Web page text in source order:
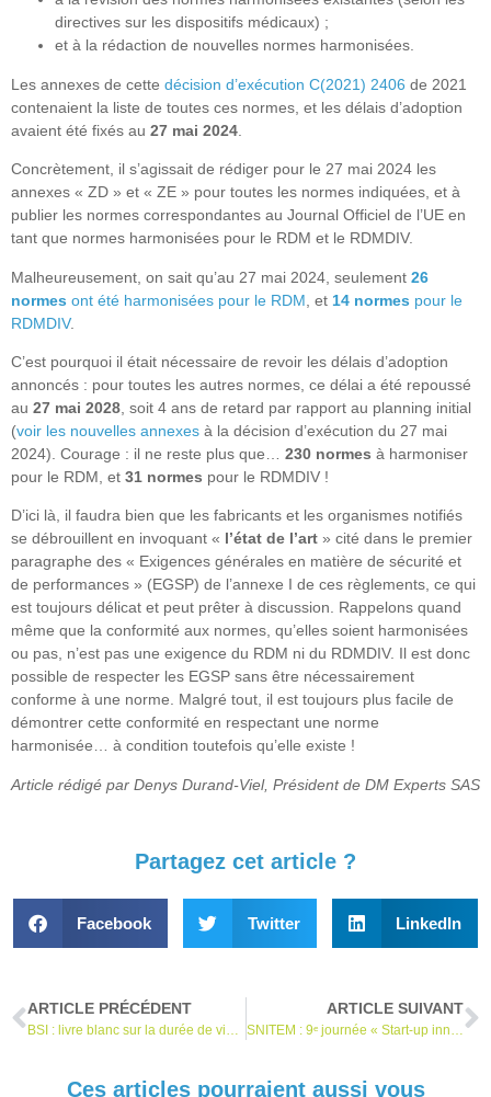
directives sur les dispositifs médicaux) ;
et à la rédaction de nouvelles normes harmonisées.
Les annexes de cette décision d’exécution C(2021) 2406 de 2021
contenaient la liste de toutes ces normes, et les délais d’adoption
avaient été fixés au 27 mai 2024
Concrètement, il s’agissait de rédiger pour le 27 mai 2024 les
annexes « ZD » et « ZE » pour toutes les normes indiquées, et à
publier les normes correspondantes au Journal Officiel de l’UE en
tant que normes harmonisées pour le RDM et le RDMDIV.
Malheureusement, on sait qu’au 27 mai 2024, seulement 26
normes ont été harmonisées pour le RDM , et 14 normes pour le
RDMDIV.
C’est pourquoi il était nécessaire de revoir les délais d’adoption
annoncés : pour toutes les autres normes, ce délai a été repoussé
au 27 mai 2028 , soit 4 ans de retard par rapport au planning initial
(voir les nouvelles annexes à la décision d’exécution du 27 mai
2024). Courage : il ne reste plus que… 230 normes à harmoniser
pour le RDM, et 31 normes pour le RDMDIV !
D’ici là, il faudra bien que les fabricants et les organismes notifiés
se débrouillent en invoquant « l’état de l’art » cité dans le premier
paragraphe des « Exigences générales en matière de sécurité et
de performances » (EGSP) de l’annexe I de ces règlements, ce qui
est toujours délicat et peut prêter à discussion. Rappelons quand
même que la conformité aux normes, qu’elles soient harmonisées
ou pas, n’est pas une exigence du RDM ni du RDMDIV. Il est donc
possible de respecter les EGSP sans être nécessairement
conforme à une norme. Malgré tout, il est toujours plus facile de
démontrer cette conformité en respectant une norme
harmonisée… à condition toutefois qu’elle existe !
Article rédigé par Denys Durand-Viel, Président de DM Experts SAS
Partagez cet article ?
Facebook Twitter LinkedIn
ARTICLE PRÉCÉDENT
BSI : livre blanc sur la durée de vie des DM
ARTICLE SUIVANT
SNITEM : 9ᵉ journée « Start-up innovantes » à Lyon
Ces articles pourraient aussi vous